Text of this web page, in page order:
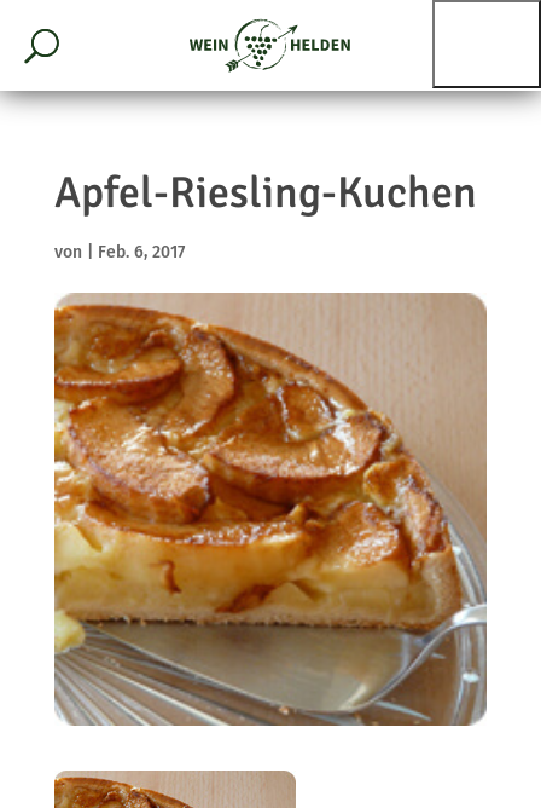
Apfel-Riesling-Kuchen
von Feb. 6, 2017